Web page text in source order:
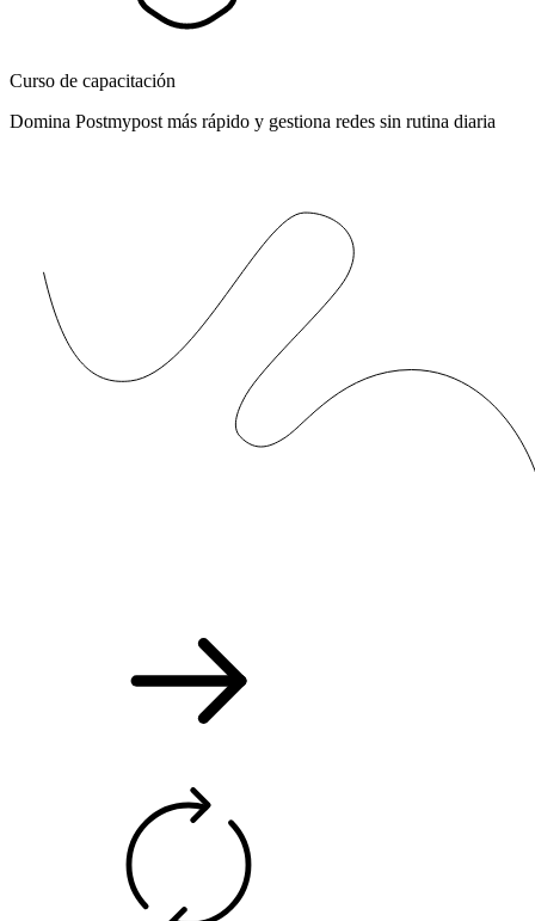
Curso de capacitación
Domina Postmypost más rápido y gestiona redes sin rutina diaria